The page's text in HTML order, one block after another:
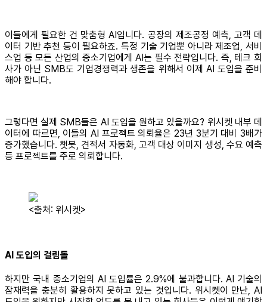
이들에게 필요한 건 맞춤형 AI입니다. 공장의 제조공정 예측, 고객 데
이터 기반 추천 등이 필요하죠. 특정 기술 기업뿐 아니라 제조업, 서비
스업 등 모든 산업의 중소기업에게 AI는 필수 전략입니다. 즉, 테크 회
사가 아닌 SMB도 기업경쟁력과 생존을 위해서 이제 AI 도입을 준비
해야 합니다.
그렇다면 실제 SMB들은 AI 도입을 원하고 있을까요? 위시켓 내부 데
이터에 따르면, 이들의 AI 프로젝트 의뢰율은 23년 3분기 대비 3배가
증가했습니다. 챗봇, 견적서 자동화, 고객 대상 이미지 생성, 수요 예측
등 프로젝트를 주로 의뢰합니다.
<출처: 위시켓>
AI 도입의 걸림돌
하지만 국내 중소기업의 AI 도입률은 2.9%에 불과합니다. AI 기술의
잠재력을 충분히 활용하지 못하고 있는 것입니다. 위시켓이 만난, AI